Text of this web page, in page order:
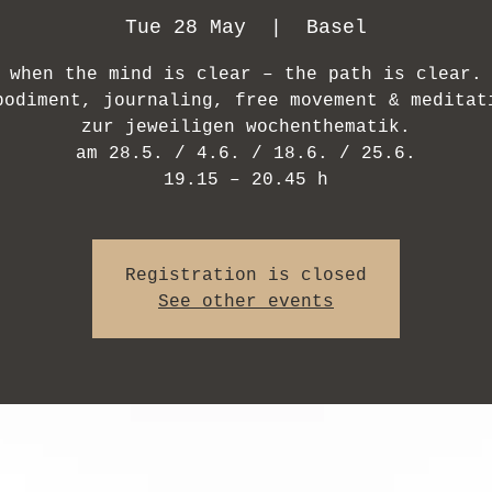
Tue 28 May Basel
when the mind is clear – the path is clear.
journaling, free movement &
zur jeweiligen wochenthematik.
am 28.5. / 4.6. / 18.6. / 25.6.
Registration is closed
See other events